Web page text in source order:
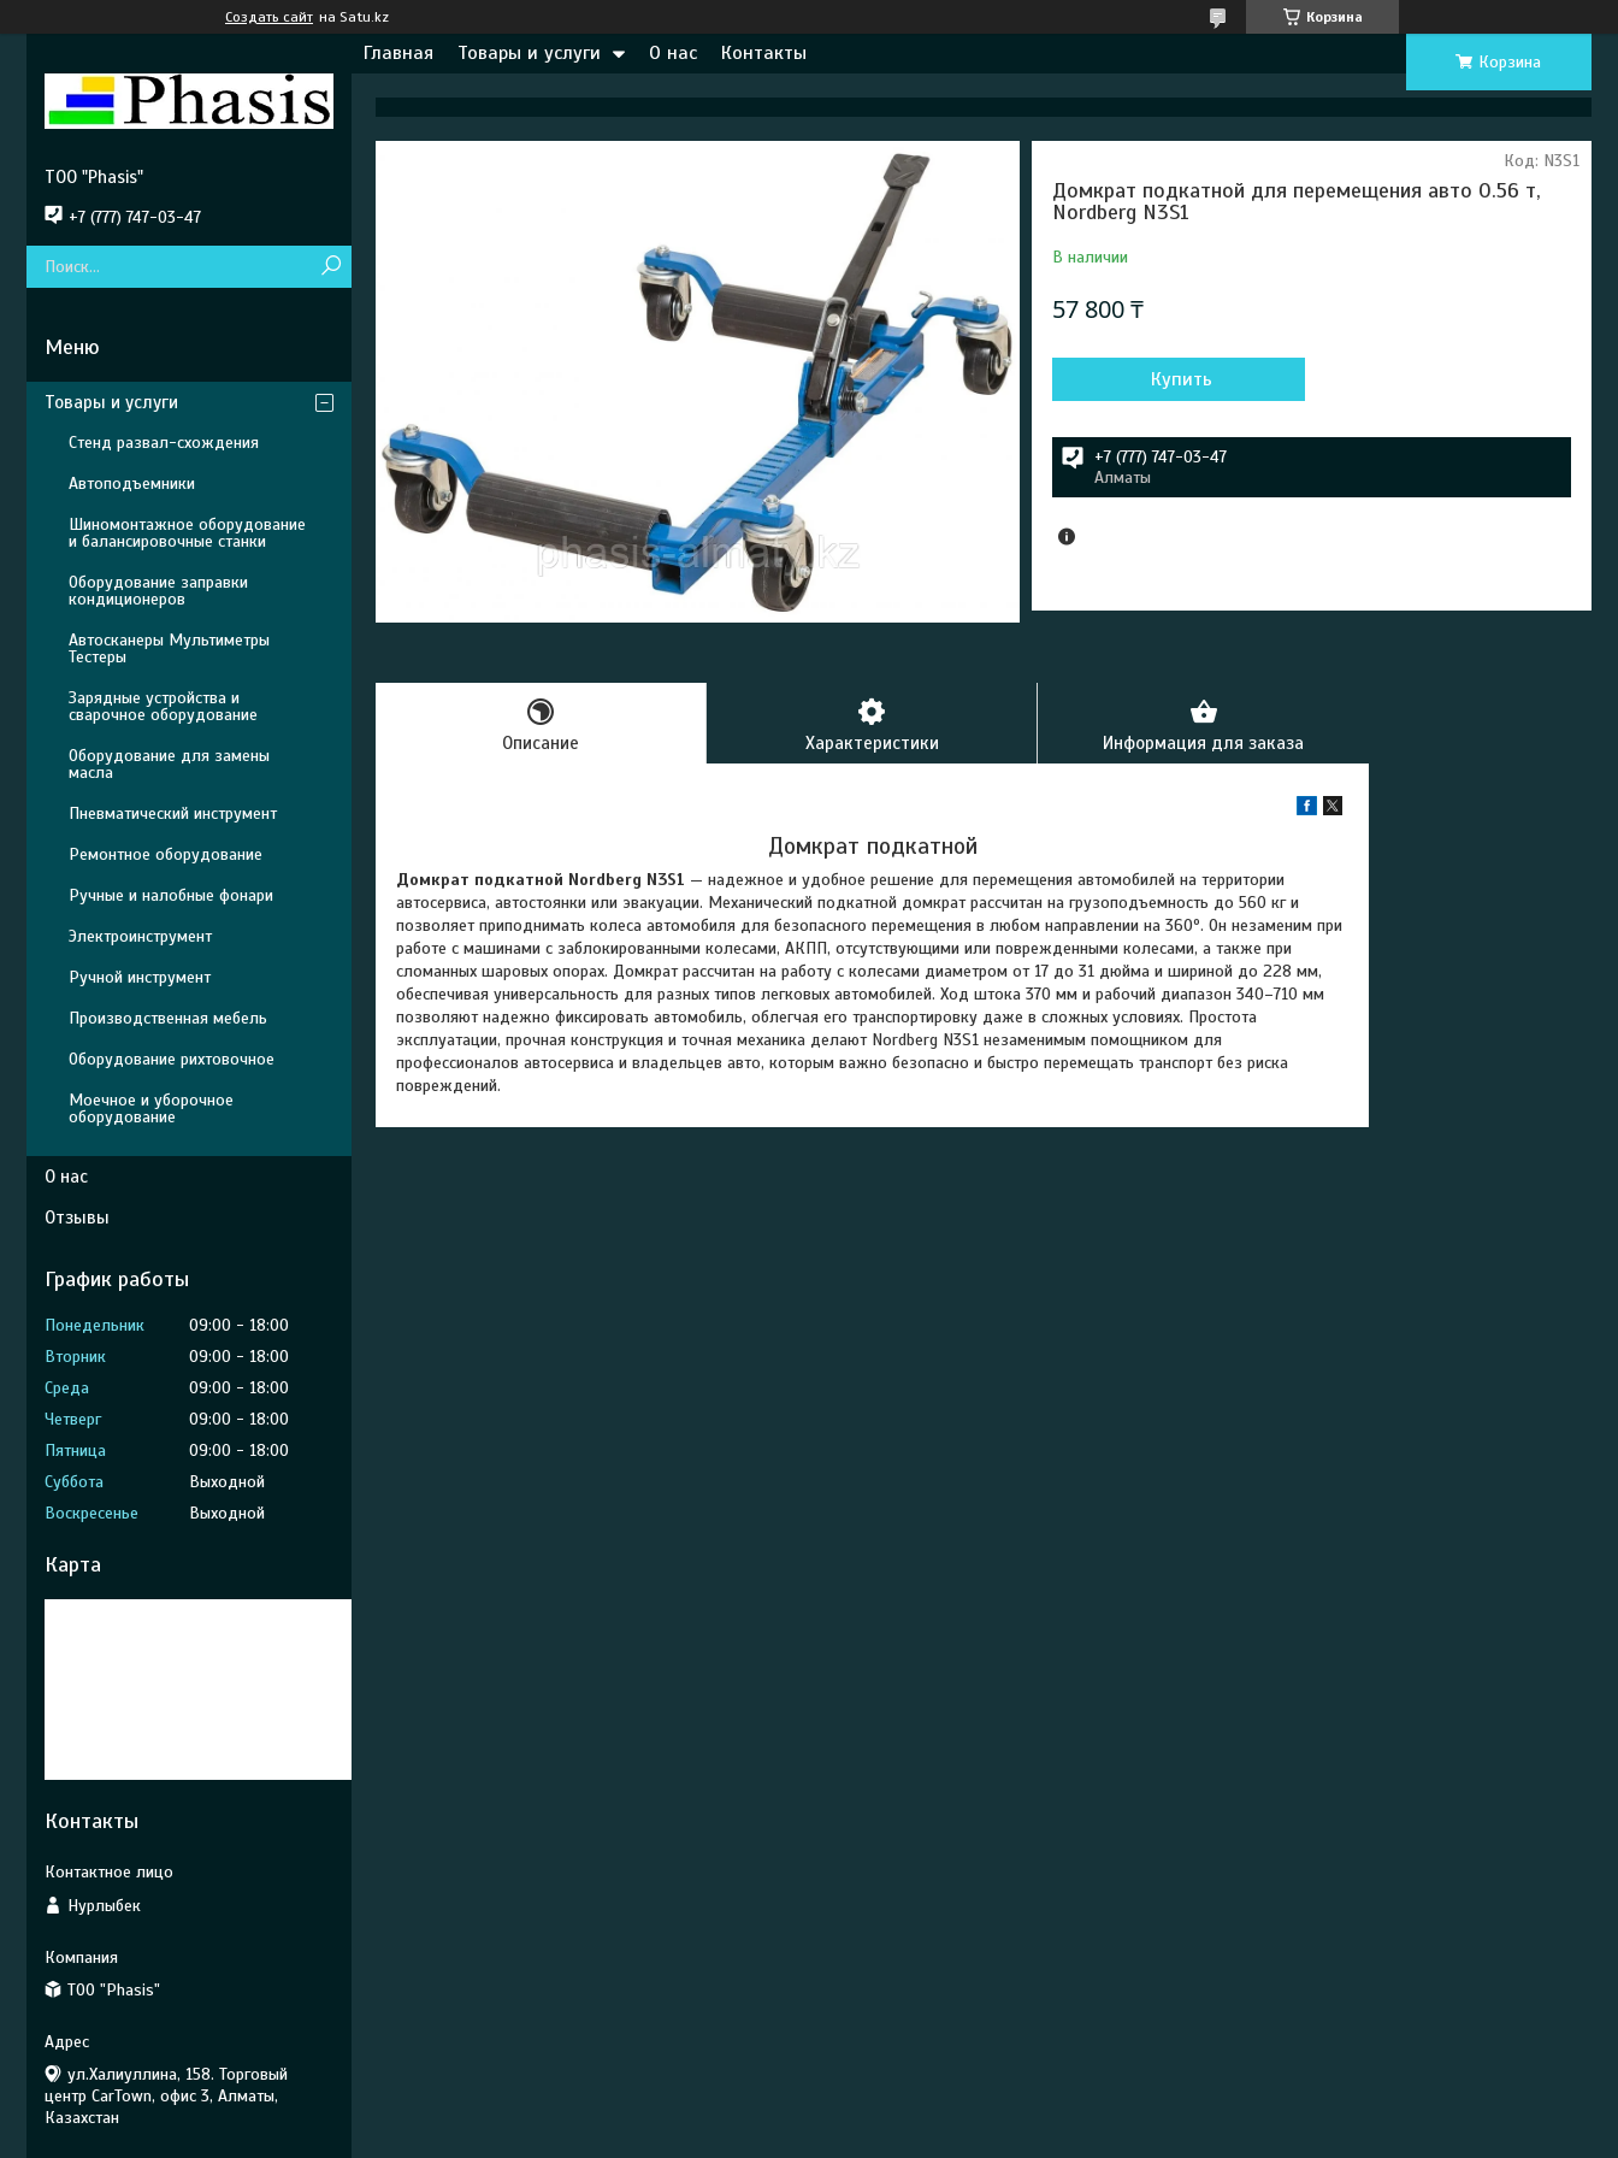
Создать сайт на Satu.kz Корзина
Главная Товары и услуги О нас Контакты Корзина
Домкрат подкатной для перемещения авто 0.56 т,
Nordberg N3S1
В наличии
Код: N3S1
57 800 ₸
Купить
+7 (777) 747-03-47
Алматы
Описание Характеристики Информация для заказа
Домкрат подкатной
Домкрат подкатной Nordberg N3S1 — надежное и удобное решение для перемещения автомобилей на территории
автосервиса, автостоянки или эвакуации. Механический подкатной домкрат рассчитан на грузоподъемность до 560 кг и
позволяет приподнимать колеса автомобиля для безопасного перемещения в любом направлении на 360º. Он незаменим при
работе с машинами с заблокированными колесами, АКПП, отсутствующими или поврежденными колесами, а также при
сломанных шаровых опорах. Домкрат рассчитан на работу с колесами диаметром от 17 до 31 дюйма и шириной до 228 мм,
обеспечивая универсальность для разных типов легковых автомобилей. Ход штока 370 мм и рабочий диапазон 340–710 мм
позволяют надежно фиксировать автомобиль, облегчая его транспортировку даже в сложных условиях. Простота
эксплуатации, прочная конструкция и точная механика делают Nordberg N3S1 незаменимым помощником для
профессионалов автосервиса и владельцев авто, которым важно безопасно и быстро перемещать транспорт без риска
повреждений.
ТОО "Phasis"
+7 (777) 747-03-47
Товары и услуги
Стенд развал-схождения
Автоподъемники
Шиномонтажное оборудование
и балансировочные станки
Оборудование заправки
кондиционеров
Автосканеры Мультиметры
Тестеры
Зарядные устройства и
сварочное оборудование
Оборудование для замены
масла
Пневматический инструмент
Ремонтное оборудование
Ручные и налобные фонари
Электроинструмент
Ручной инструмент
Производственная мебель
Оборудование рихтовочное
Моечное и уборочное
оборудование
О нас
Отзывы
График работы
Понедельник 09:00
18:00
Вторник
09:00
18:00
Среда
09:00
18:00
Четверг
09:00
18:00
Пятница
09:00
18:00
Суббота
Выходной
Воскресенье
Выходной
Карта
Контакты
Нурлыбек
ТОО "Phasis"
ул.Халиуллина, 158. Торговый
центр CarTown, офис 3, Алматы,
Казахстан